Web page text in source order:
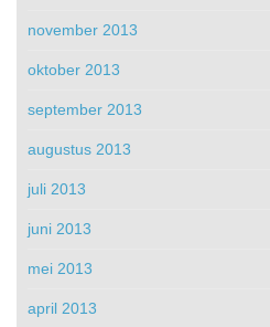
november 2013
oktober 2013
september 2013
augustus 2013
juli 2013
juni 2013
mei 2013
april 2013